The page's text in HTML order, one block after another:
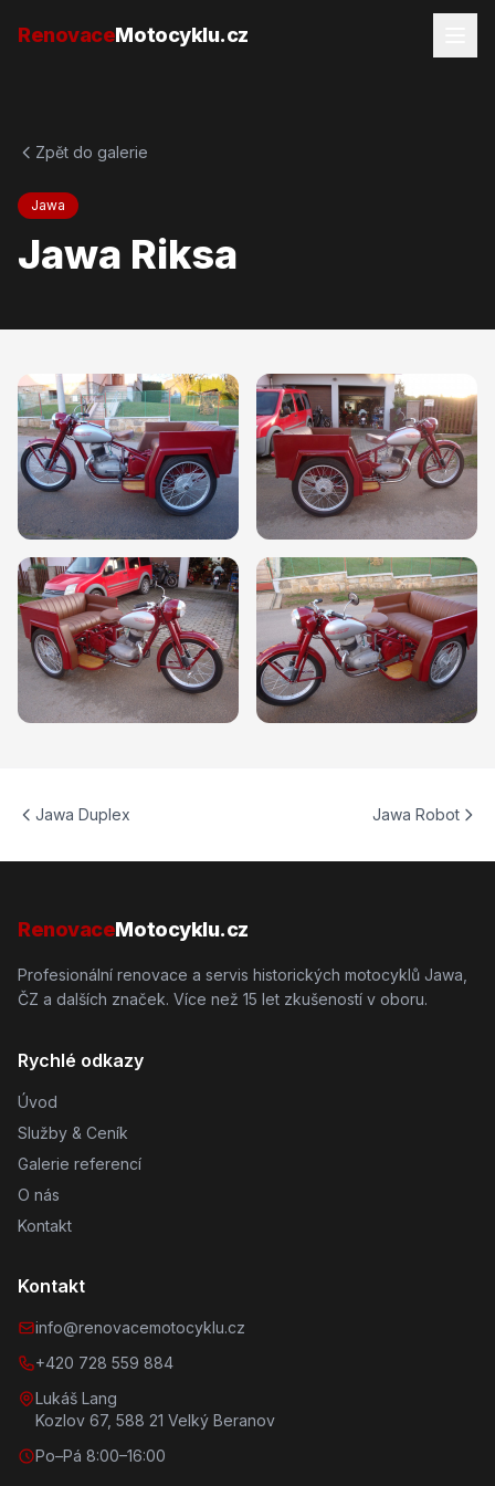
RenovaceMotocyklu.cz
Zpět do galerie
Jawa
Jawa Riksa
Jawa Duplex Jawa Robot
RenovaceMotocyklu.cz
Profesionální renovace a servis historických motocyklů Jawa,
ČZ a dalších značek. Více než 15 let zkušeností v oboru.
Rychlé odkazy
Úvod
Služby & Ceník
Galerie referencí
O nás
Kontakt
Kontakt
info@renovacemotocyklu.cz
+420 728 559 884
Lukáš Lang
Kozlov 67, 588 21 Velký Beranov
Po–Pá 8:00–16:00